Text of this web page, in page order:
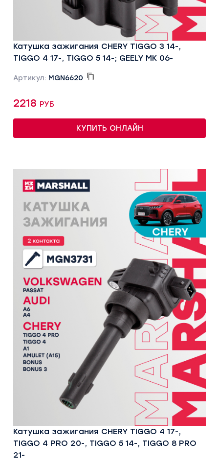
Катушка зажигания CHERY TIGGO 3 14-,
TIGGO 4 17-, TIGGO 5 14-; GEELY MK 06-
Артикул: MGN6620
2218 руб
КУПИТЬ ОНЛАЙН
Катушка зажигания CHERY TIGGO 4 17-,
TIGGO 4 PRO 20-, TIGGO 5 14-, TIGGO 8 PRO
21-